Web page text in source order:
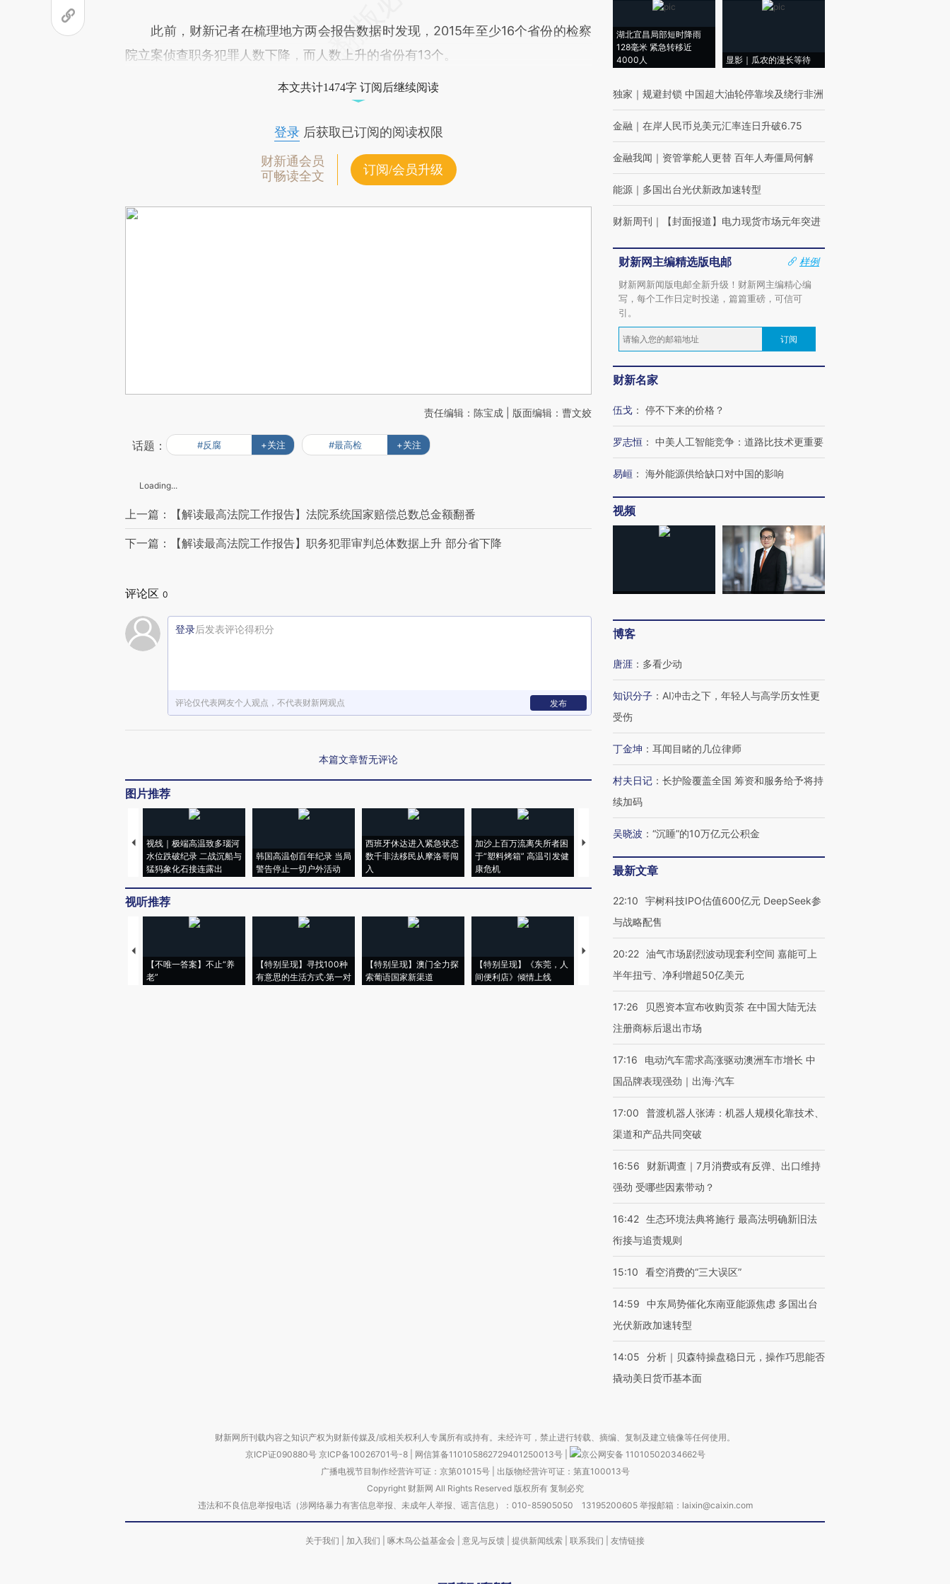
此前，财新记者在梳理地方两会报告数据时发现，2015年至少16个省份的检察
院立案侦查职务犯罪人数下降，而人数上升的省份有13个。
本文共计1474字 订阅后继续阅读
登录后获取已订阅的阅读权限
财新通会员
可畅读全文
订阅/会员升级
责任编辑：陈宝成 | 版面编辑：曹文姣
话题： #反腐 +关注 #最高检 +关注
Loading...
上一篇：【解读最高法院工作报告】法院系统国家赔偿总数总金额翻番
下一篇：【解读最高法院工作报告】职务犯罪审判总体数据上升 部分省下降
评论区 0
登录后发表评论得积分
评论仅代表网友个人观点，不代表财新网观点 发布
本篇文章暂无评论
图片推荐
视线｜极端高温致多瑙河
水位跌破纪录 二战沉船与
猛犸象化石接连露出
韩国高温创百年纪录 当局
警告停止一切户外活动
西班牙休达进入紧急状态
数千非法移民从摩洛哥闯
入
加沙上百万流离失所者困
于“塑料烤箱” 高温引发健
康危机
视线｜HYROX的吸金
术：是什么让中产们甘
心“花钱找虐”？
粒摇头丸 尿检体内含3种
度Z世代 用街头抗争将教
视听推荐
【不唯一答案】不止“养
老”
【特别呈现】寻找100种
有意思的生活方式·第一对
【特别呈现】澳门全力探
索葡语国家新渠道
【特别呈现】《东莞，人
间便利店》倾情上线
【推广】走进第四届链博
有意思的生活方式·第三对
【商旅对话】华住集团
湖北宜昌局部短时降雨
128毫米 紧急转移近
4000人
显影｜瓜农的漫长等待
独家 ｜ 规避封锁 中国超大油轮停靠埃及绕行非洲
金融 ｜ 在岸人民币兑美元汇率连日升破6.75
金融我闻 ｜ 资管掌舵人更替 百年人寿僵局何解
能源 ｜ 多国出台光伏新政加速转型
财新周刊 ｜ 【封面报道】电力现货市场元年突进
财新网主编精选版电邮
样例
财新网新闻版电邮全新升级！财新网主编精心编
写，每个工作日定时投递，篇篇重磅，可信可
引。
订阅
财新名家
伍戈 ： 停不下来的价格？
罗志恒 ： 中美人工智能竞争：道路比技术更重要
易峘 ： 海外能源供给缺口对中国的影响
视频
博客
唐涯 ： 多看少动
知识分子 ： AI冲击之下，年轻人与高学历女性更
受伤
丁金坤 ： 耳闻目睹的几位律师
村夫日记 ： 长护险覆盖全国 筹资和服务给予将持
续加码
吴晓波 ： “沉睡”的10万亿元公积金
最新文章
22:10
宇树科技IPO估值600亿元 DeepSeek参
与战略配售
20:22 油气市场剧烈波动现套利空间 嘉能可上
半年扭亏、净利增超50亿美元
17:26
贝恩资本宣布收购贡茶 在中国大陆无法
注册商标后退出市场
17:16
电动汽车需求高涨驱动澳洲车市增长 中
国品牌表现强劲｜出海·汽车
17:00
普渡机器人张涛：机器人规模化靠技术、
渠道和产品共同突破
16:56
财新调查｜7月消费或有反弹、出口维持
强劲 受哪些因素带动？
16:42 生态环境法典将施行 最高法明确新旧法
衔接与追责规则
15:10 看空消费的“三大误区”
14:59
中东局势催化东南亚能源焦虑 多国出台
光伏新政加速转型
14:05
分析｜贝森特操盘稳日元，操作巧思能否
撬动美日货币基本面
财新网所刊载内容之知识产权为财新传媒及/或相关权利人专属所有或持有。未经许可，禁止进行转载、摘编、复制及建立镜像等任何使用。
京ICP证090880号 京ICP备10026701号-8 网信算备110105862729401250013号
京公网安备 11010502034662号
广播电视节目制作经营许可证：京第01015号| 出版物经营许可证：第直100013号
Copyright 财新网 All Rights Reserved 版权所有 复制必究
违法和不良信息举报电话（涉网络暴力有害信息举报、未成年人举报、谣言信息）：010-85905050 13195200605 举报邮箱：laixin@caixin.com
关于我们 加入我们 啄木鸟公益基金会 意见与反馈 提供新闻线索 联系我们 友情链接